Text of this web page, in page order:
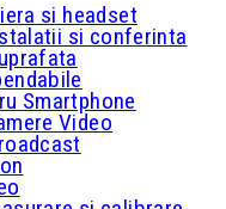
si headset
si conferinta
Smartphone
Video